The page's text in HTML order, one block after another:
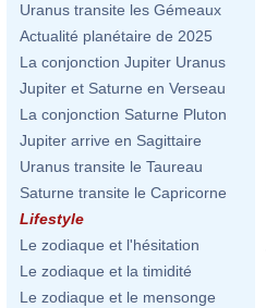
Uranus transite les Gémeaux
Actualité planétaire de 2025
La conjonction Jupiter Uranus
Jupiter et Saturne en Verseau
La conjonction Saturne Pluton
Jupiter arrive en Sagittaire
Uranus transite le Taureau
Saturne transite le Capricorne
Lifestyle
Le zodiaque et l'hésitation
Le zodiaque et la timidité
Le zodiaque et le mensonge